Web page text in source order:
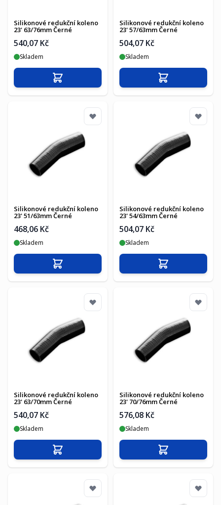
Silikonové redukční koleno
23' 63/76mm Černé
540,07 Kč
Skladem
Přidat do košíku
Silikonové redukční koleno
23' 57/63mm Černé
504,07 Kč
Skladem
Přidat do košíku
Silikonové redukční koleno
23' 51/63mm Černé
468,06 Kč
Skladem
Přidat do košíku
Silikonové redukční koleno
23' 54/63mm Černé
504,07 Kč
Skladem
Přidat do košíku
Silikonové redukční koleno
23' 63/70mm Černé
540,07 Kč
Skladem
Přidat do košíku
Silikonové redukční koleno
23' 70/76mm Černé
576,08 Kč
Skladem
Přidat do košíku